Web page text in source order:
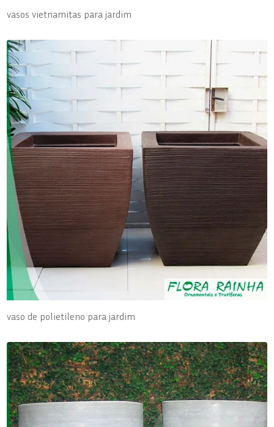
vasos vietnamitas para jardim
vaso de polietileno para jardim